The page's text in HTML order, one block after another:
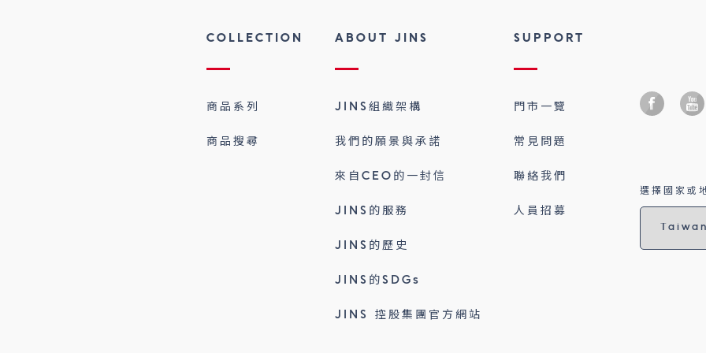
COLLECTION
商品系列
商品搜尋
ABOUT JINS
JINS組織架構
我們的願景與承諾
來自CEO的一封信
JINS的服務
JINS的歷史
JINS的SDGs
JINS 控股集團官方網站
SUPPORT
門市一覽
常見問題
聯絡我們
人員招募
選擇國家或